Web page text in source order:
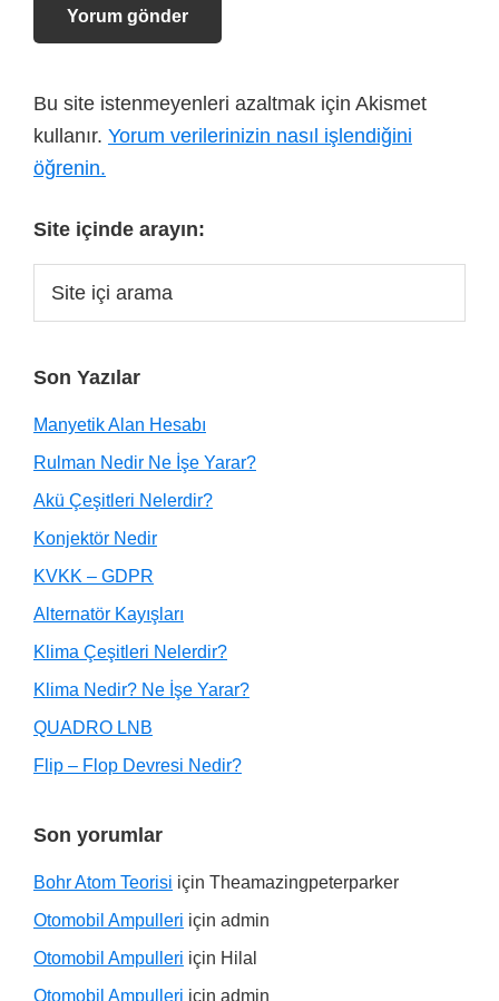
Bu site istenmeyenleri azaltmak için Akismet
kullanır. Yorum verilerinizin nasıl işlendiğini
öğrenin.
Site içinde arayın:
Son Yazılar
Manyetik Alan Hesabı
Rulman Nedir Ne İşe Yarar?
Akü Çeşitleri Nelerdir?
Konjektör Nedir
KVKK – GDPR
Alternatör Kayışları
Klima Çeşitleri Nelerdir?
Klima Nedir? Ne İşe Yarar?
QUADRO LNB
Flip – Flop Devresi Nedir?
Son yorumlar
Bohr Atom Teorisi için Theamazingpeterparker
Otomobil Ampulleri için admin
Otomobil Ampulleri için Hilal
Otomobil Ampulleri için admin